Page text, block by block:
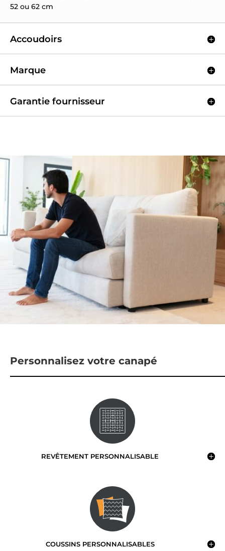
52 ou 62 cm
Accoudoirs
Marque
Garantie fournisseur
Personnalisez votre canapé
REVÊTEMENT PERSONNALISABLE
COUSSINS PERSONNALISABLES